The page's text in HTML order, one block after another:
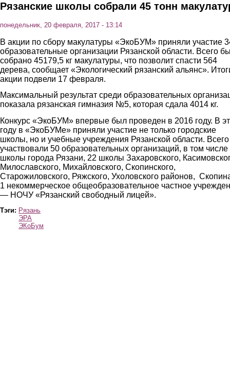
Рязанские школы собрали 45 тонн
понедельник, 20 февраля, 2017 - 13:14
В акции по сбору макулатуры «ЭкоБУМ» приняли участие
образовательные организации Рязанской области. Всего
собрано 45179,5 кг макулатуры, что позволит спасти 564
дерева, сообщает «Экологический рязанский альянс».
акции подвели 17 февраля.
Максимальный результат среди образовательных
показала рязанская гимназия №5, которая сдала 4014 кг.
Конкурс «ЭкоБУМ» впервые был проведен в 2016 году. В
году в «ЭкоБУМе» приняли участие не только городские
школы, но и учебные учреждения Рязанской области. Всего
участвовали 50 образовательных организаций, в том числе
школы города Рязани, 22 школы Захаровского,
Милославского, Михайловского, Скопинского,
Старожиловского, Ряжского, Ухоловского районов,
1 некоммерческое общеобразовательное частное
— НОЧУ «Рязанский свободный лицей».
Тэги: Рязань
ЭРА
ЭКоБум